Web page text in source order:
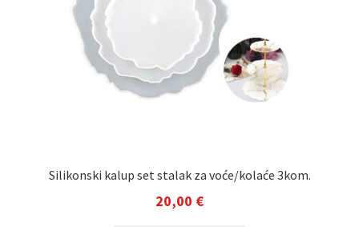
Silikonski kalup set stalak za voće/kolaće 3kom.
20,00 €